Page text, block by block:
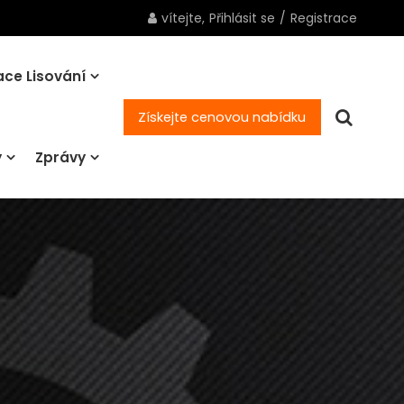
vítejte, Přihlásit se / Registrace
Lisování
Zprávy
Získejte cenovou nabídku